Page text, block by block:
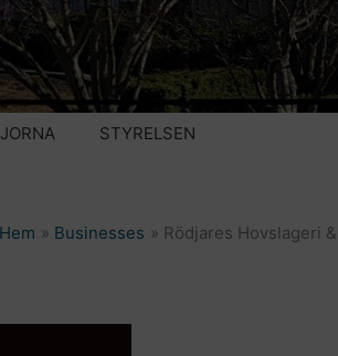
STYRELSEN
Hem Businesses Rödjares Hovslageri